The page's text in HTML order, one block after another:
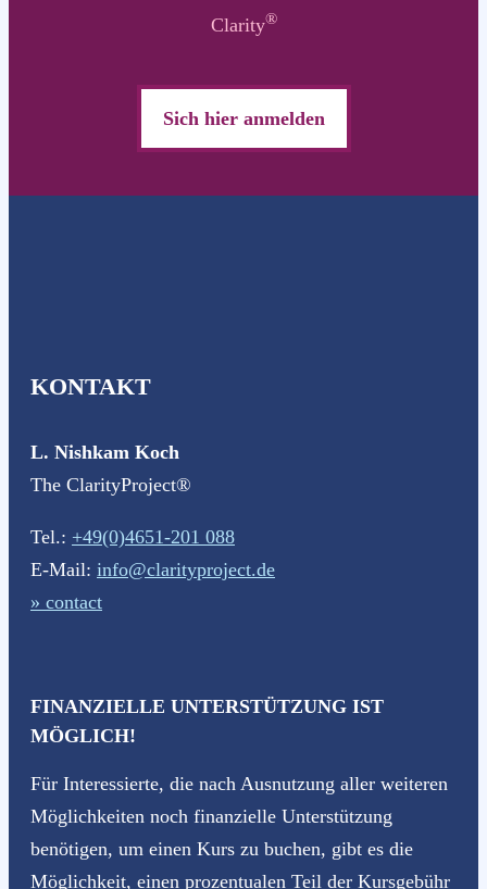
Clarity®
Sich hier anmelden
KONTAKT
L. Nishkam Koch
The ClarityProject®
Tel.: +49(0)4651-201 088
E-Mail: info@clarityproject.de
» contact
FINANZIELLE UNTERSTÜTZUNG IST
MÖGLICH!
Für Interessierte, die nach Ausnutzung aller weiteren
Möglichkeiten noch finanzielle Unterstützung
benötigen, um einen Kurs zu buchen, gibt es die
Möglichkeit, einen prozentualen Teil der Kursgebühr